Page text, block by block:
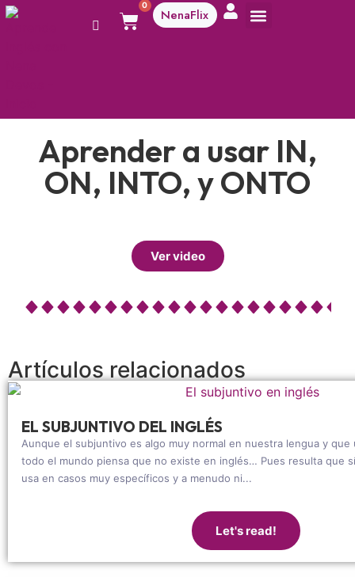
0
NenaFlix
Aprender a usar IN,
ON, INTO, y ONTO
Ver video
Artículos relacionados
EL SUBJUNTIVO DEL INGLÉS
Aunque el subjuntivo es algo muy normal en nuestra lengua y que
todo el mundo piensa que no existe en inglés… Pues resulta que
usa en casos muy específicos y a menudo ni...
Let's read!